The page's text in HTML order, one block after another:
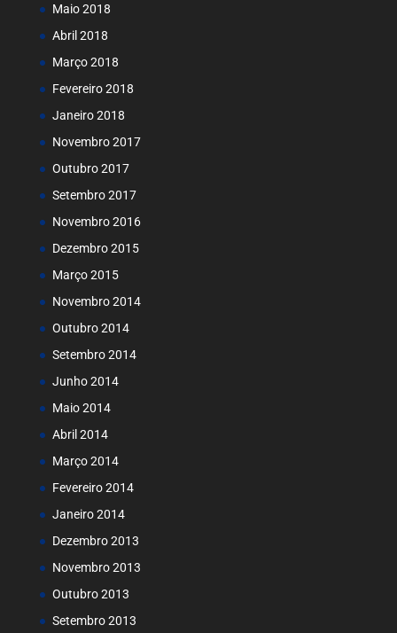
Maio 2018
Abril 2018
Março 2018
Fevereiro 2018
Janeiro 2018
Novembro 2017
Outubro 2017
Setembro 2017
Novembro 2016
Dezembro 2015
Março 2015
Novembro 2014
Outubro 2014
Setembro 2014
Junho 2014
Maio 2014
Abril 2014
Março 2014
Fevereiro 2014
Janeiro 2014
Dezembro 2013
Novembro 2013
Outubro 2013
Setembro 2013